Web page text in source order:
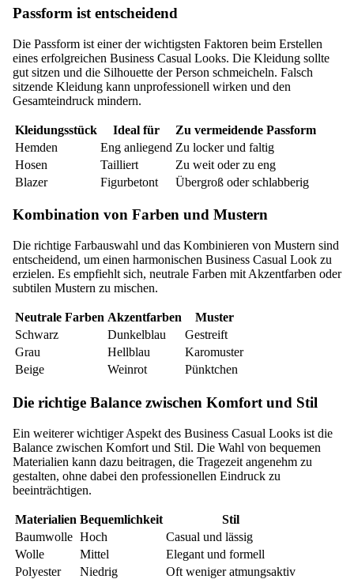
Passform ist entscheidend
Die Passform ist einer der wichtigsten Faktoren beim Erstellen
eines erfolgreichen Business Casual Looks. Die Kleidung sollte
gut sitzen und die Silhouette der Person schmeicheln. Falsch
sitzende Kleidung kann unprofessionell wirken und den
Gesamteindruck mindern.
Kleidungsstück Ideal für
Zu vermeidende Passform
Hemden
Eng anliegend Zu locker und faltig
Hosen
Tailliert
Zu weit oder zu eng
Blazer
Figurbetont Übergroß oder schlabberig
Kombination von Farben und Mustern
Die richtige Farbauswahl und das Kombinieren von Mustern sind
entscheidend, um einen harmonischen Business Casual Look zu
erzielen. Es empfiehlt sich, neutrale Farben mit Akzentfarben oder
subtilen Mustern zu mischen.
Neutrale Farben Akzentfarben
Muster
Schwarz
Dunkelblau
Gestreift
Grau
Hellblau
Karomuster
Beige
Weinrot Pünktchen
Die richtige Balance zwischen Komfort und Stil
Ein weiterer wichtiger Aspekt des Business Casual Looks ist die
Balance zwischen Komfort und Stil. Die Wahl von bequemen
Materialien kann dazu beitragen, die Tragezeit angenehm zu
gestalten, ohne dabei den professionellen Eindruck zu
beeinträchtigen.
Materialien Bequemlichkeit
Stil
Baumwolle Hoch
Casual und lässig
Wolle
Mittel
Elegant und formell
Polyester
Niedrig Oft weniger atmungsaktiv